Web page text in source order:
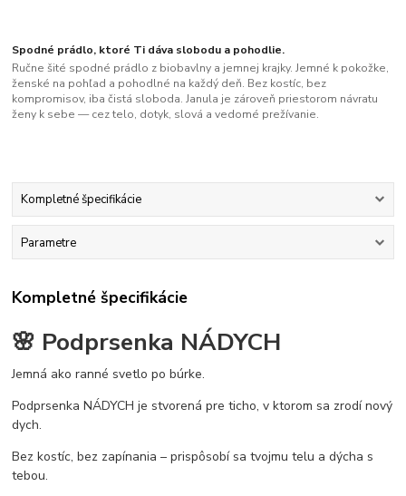
Spodné prádlo, ktoré Ti dáva slobodu a pohodlie.
Ručne šité spodné prádlo z biobavlny a jemnej krajky. Jemné k pokožke,
ženské na pohľad a pohodlné na každý deň. Bez kostíc, bez
kompromisov, iba čistá sloboda. Janula je zároveň priestorom návratu
ženy k sebe — cez telo, dotyk, slová a vedomé prežívanie.
Kompletné špecifikácie
Parametre
Kompletné špecifikácie
🌸 Podprsenka NÁDYCH
Jemná ako ranné svetlo po búrke.
Podprsenka NÁDYCH je stvorená pre ticho, v ktorom sa zrodí nový
dych.
Bez kostíc, bez zapínania – prispôsobí sa tvojmu telu a dýcha s
tebou.